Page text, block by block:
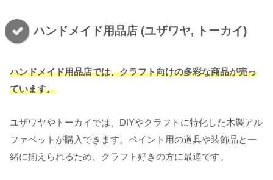
ハンドメイド用品店 (ユザワヤ, トーカイ)
ハンドメイド用品店では、クラフト向けの多彩な商品が売っ
ています。
ユザワヤやトーカイでは、DIYやクラフトに特化した木製アル
ファベットが購入できます。ペイント用の道具や装飾品と一
緒に揃えられるため、クラフト好きの方に最適です。